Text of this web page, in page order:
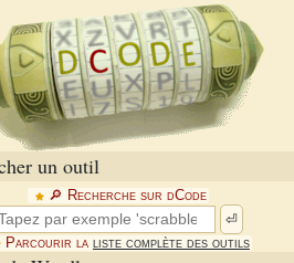
un outil
🔎︎ Recherche sur dCode
⏎
Parcourir la liste complète des outils